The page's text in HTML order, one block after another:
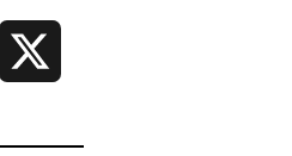
Telegram